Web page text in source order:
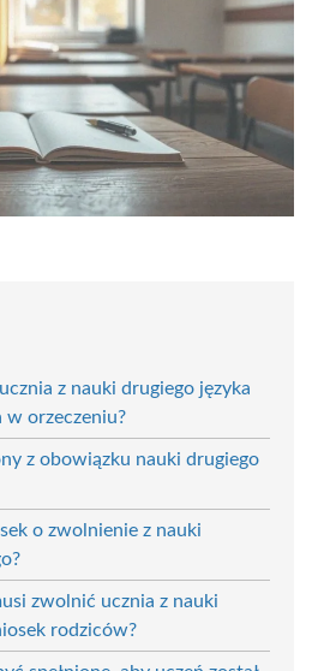
z nauki drugiego języka
w orzeczeniu?
z obowiązku nauki drugiego
o zwolnienie z nauki
zwolnić ucznia z nauki
rodziców?